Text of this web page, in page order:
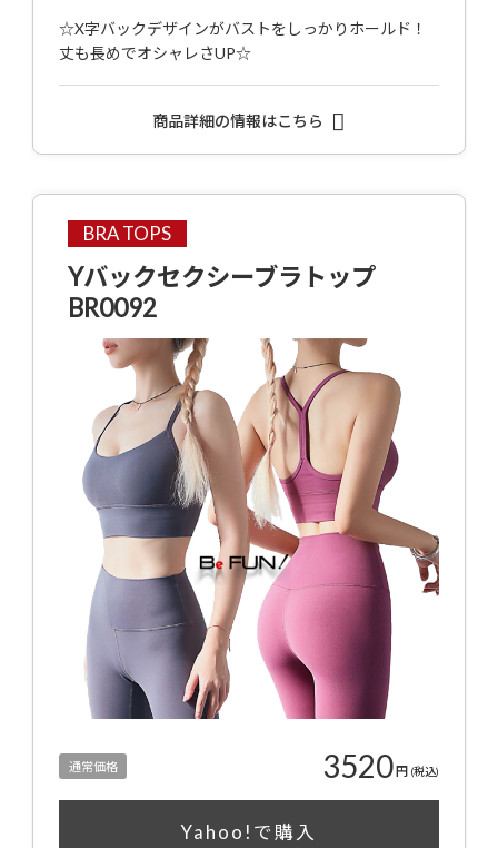
☆X字バックデザインがバストをしっかりホールド！
丈も長めでオシャレさUP☆
商品詳細の情報はこちら
BRA TOPS
Yバックセクシーブラトップ
BR0092
通常価格 3520 円 (税込)
Yahoo!で購入